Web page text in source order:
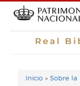
Inicio Sobre la